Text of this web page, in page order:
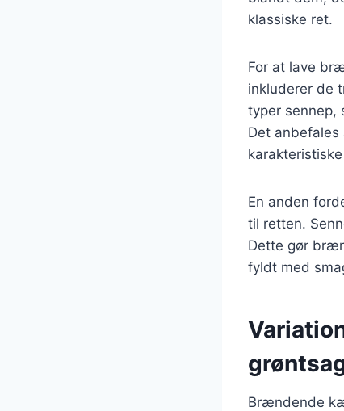
klassiske ret.
For at lave
inkluderer de
typer sennep,
Det
En anden
til retten.
Dette gør
fyldt med
Brændende